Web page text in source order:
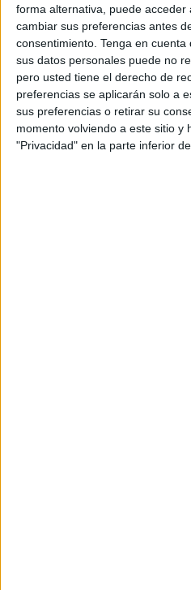
forma alternativa, puede
cambiar sus preferencias antes
consentimiento. Tenga en cuenta
sus datos personales puede no
pero usted tiene el derecho de
preferencias se aplicarán solo a
sus preferencias o retirar su
momento volviendo a este sitio y
"Privacidad" en la parte inferior
Estimulen la
vida a los dibujos
Conecten con la
conceptos
animales y su simetría
ÚNETE A NUESTRO